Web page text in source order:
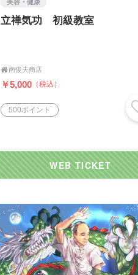
抑えながら、体温を高め
激しい運動が苦手な方に
る理法です。
本では医療行為には該当し
■ こんな方におすすめです
・慢性的な疲労感や不眠を
・体質改善や冷え・アレル
■ エグゼクティブ気功指導
エグゼクティブ気功指導は
“自分自身の流れを整え、
美容・健康
立禅気功 初級教室
南俊夫商店
￥5,000 （税込）
500ポイント